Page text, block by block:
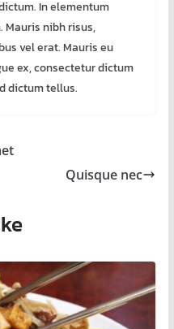
In elementum
nibh risus,
vel erat. Mauris eu
ex, consectetur dictum
dictum tellus.
Quisque nec